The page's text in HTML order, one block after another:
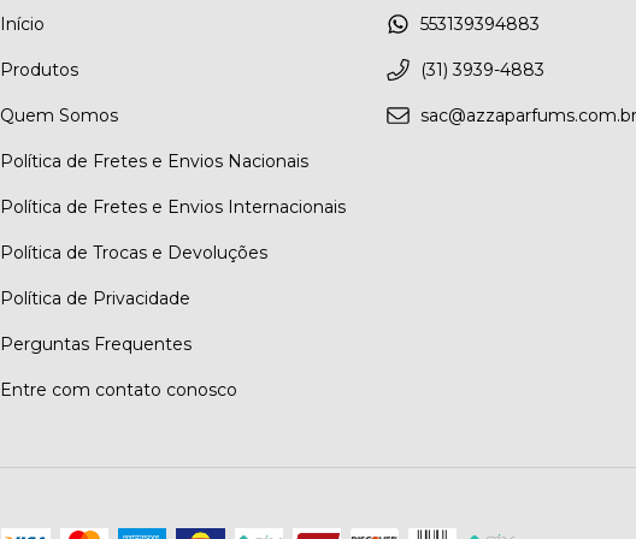
Início
Produtos
Quem Somos
Política de Fretes e Envios Nacionais
Política de Fretes e Envios Internacionais
Política de Trocas e Devoluções
Política de Privacidade
Perguntas Frequentes
Entre com contato conosco
553139394883
(31) 3939-4883
sac@azzaparfums.com.br